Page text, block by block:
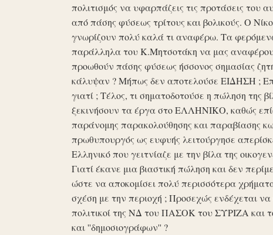
πολιτισμός να υφαρπάζεις τις προτάσεις
από πάσης φύσεως τρίτους και βολικούς. Ο
γνωρίζουν πολύ καλά τι αναφέρω. Τα
παράλληλα του Κ.Μητσοτάκη να μας
προωθούν πάσης φύσεως ήσσονος σημασίας
κάλυψαν ? Μήπως δεν αποτελούσε ΕΙΔΗΣΗ ;
γιατί ; Τέλος, τι σηματοδοτούσε η πώληση της
ξεκινήσουν τα έργα στο ΕΛΛΗΝΙΚΟ, καθώς
παράνομης παρακολούθησης και παραβίασης
πρωθυπουργός ως ευφυής λειτούργησε
Ελληνικό που γειτνίαζε με την βίλα της
Γιατί έκανε μια βιαστική πώληση και δεν
ώστε να αποκομίσει πολύ περισσότερα
σχέση με την περιοχή ; Προσεχώς ενδέχεται
πολιτικοί της ΝΔ του ΠΑΣΟΚ του ΣΥΡΙΖΑ και
και ''δημοσιογράφων'' ?